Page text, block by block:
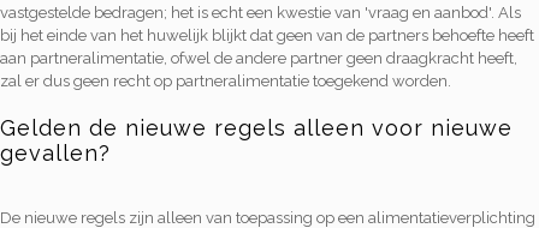
vastgestelde bedragen; het is echt een kwestie van 'vraag en aanbod'. Als
bij het einde van het huwelijk blijkt dat geen van de partners behoefte heeft
aan partneralimentatie, ofwel de andere partner geen draagkracht heeft,
zal er dus geen recht op partneralimentatie toegekend worden.
Gelden de nieuwe regels alleen voor nieuwe
gevallen?
De nieuwe regels zijn alleen van toepassing op een alimentatieverplichting